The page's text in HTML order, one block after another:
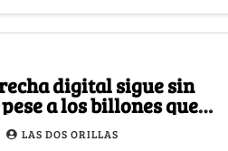
digital sigue sin
a los billones que
en internet?
LAS DOS ORILLAS